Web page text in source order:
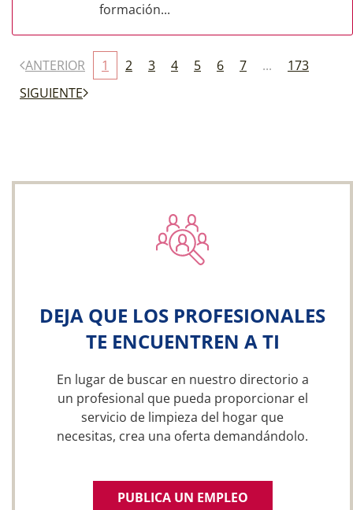
formación...
ANTERIOR 1 2 3 4 5 6 7 ...
173
SIGUIENTE
DEJA QUE LOS PROFESIONALES
TE ENCUENTREN A TI
En lugar de buscar en nuestro directorio a
un profesional que pueda proporcionar el
servicio de limpieza del hogar que
necesitas, crea una oferta demandándolo.
PUBLICA UN EMPLEO